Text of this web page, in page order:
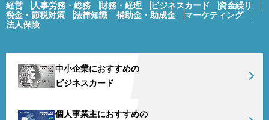
経営 人事労務・総務 財務・経理 ビジネスカード
資金繰り
税金・節税対策
法律知識 補助金・助成金
マーケティング
法人保険
中小企業におすすめの
ビジネスカード
個人事業主におすすめの